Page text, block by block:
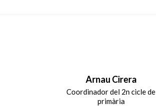
Arnau Cirera
Coordinador del 2n cicle de
primària